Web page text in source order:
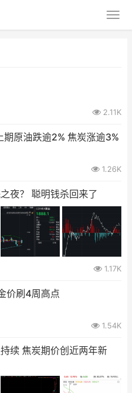
2.11K
期原油跌逾2% 焦炭涨逾3%
1.26K
夜？ 聪明钱杀回来了
1.17K
价刷4周高点
1.54K
续 焦炭期价创近两年新